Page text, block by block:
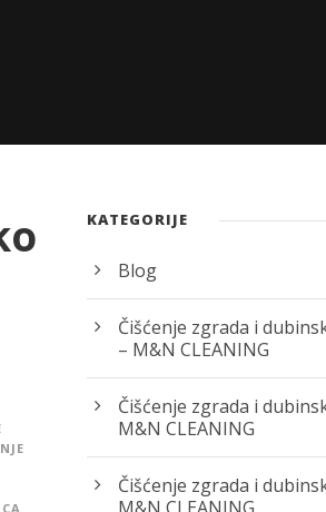
KATEGORIJE
Blog
Čišćenje zgrada i
– M&N CLEANING
Čišćenje zgrada i
M&N CLEANING
Čišćenje zgrada i